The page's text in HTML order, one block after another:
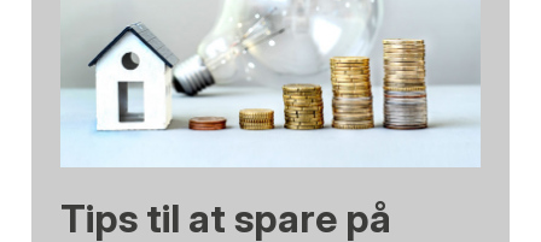
Tips til at spare på